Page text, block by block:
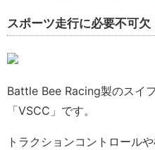
スポーツ走行に必要不可欠
Battle Bee Racing製のスイ
「VSCC」です。
トラクションコントロール